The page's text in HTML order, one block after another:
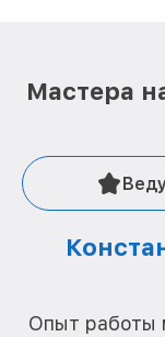
Мастера
Опыт работы